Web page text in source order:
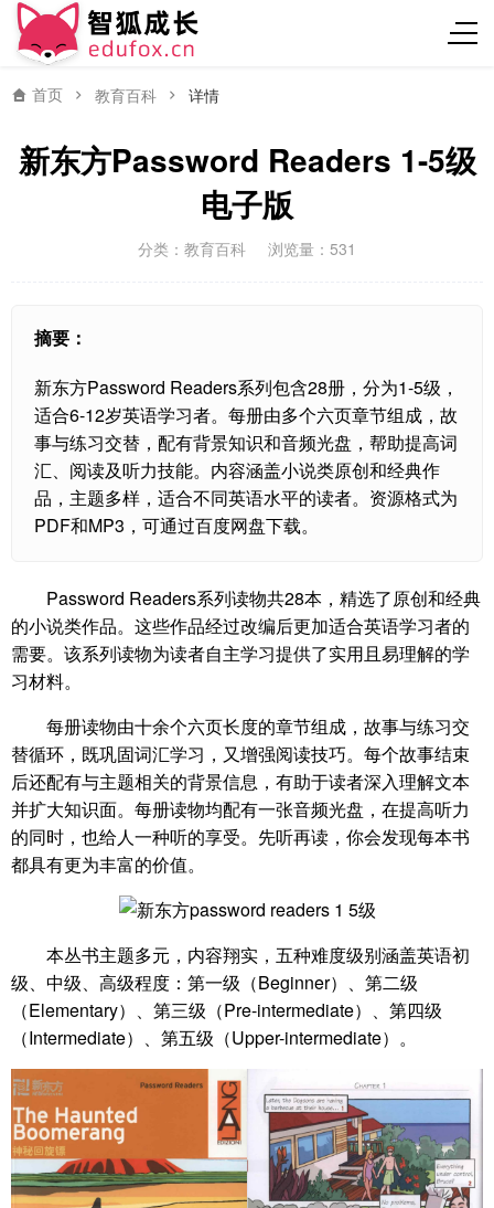
首页 教育百科 详情
新东方Password Readers 1-5级
电子版
分类： 教育百科 浏览量：531
摘要：
新东方Password Readers系列包含28册，分为1-5级，
适合6-12岁英语学习者。每册由多个六页章节组成，故
事与练习交替，配有背景知识和音频光盘，帮助提高词
汇、阅读及听力技能。内容涵盖小说类原创和经典作
品，主题多样，适合不同英语水平的读者。资源格式为
PDF和MP3，可通过百度网盘下载。
Password Readers系列读物共28本，精选了原创和经典
的小说类作品。这些作品经过改编后更加适合英语学习者的
需要。该系列读物为读者自主学习提供了实用且易理解的学
习材料。
每册读物由十余个六页长度的章节组成，故事与练习交
替循环，既巩固词汇学习，又增强阅读技巧。每个故事结束
后还配有与主题相关的背景信息，有助于读者深入理解文本
并扩大知识面。每册读物均配有一张音频光盘，在提高听力
的同时，也给人一种听的享受。先听再读，你会发现每本书
都具有更为丰富的价值。
本丛书主题多元，内容翔实，五种难度级别涵盖英语初
级、中级、高级程度：第一级（Beginner）、第二级
（Elementary）、第三级（Pre-intermediate）、第四级
（Intermediate）、第五级（Upper-intermediate）。